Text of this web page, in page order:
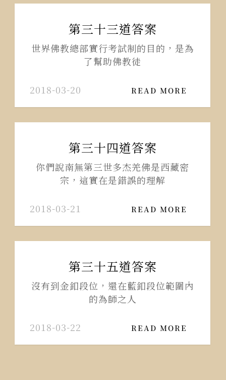
第三十三道答案
世界佛教總部實行考試制的目的，是為
了幫助佛教徒
2018-03-20 READ MORE
第三十四道答案
你們說南無第三世多杰羌佛是西藏密
宗，這實在是錯誤的理解
2018-03-21 READ MORE
第三十五道答案
沒有到金釦段位，還在藍釦段位範圍內
的為師之人
2018-03-22 READ MORE